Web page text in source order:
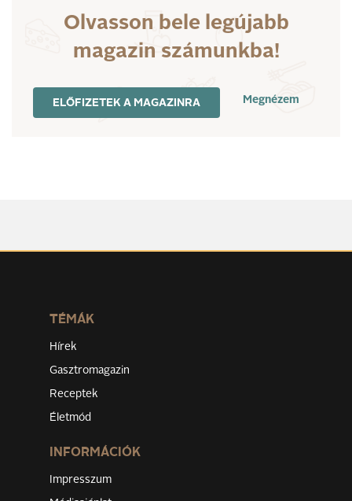
Olvasson bele legújabb
magazin számunkba!
ELŐFIZETEK A MAGAZINRA Megnézem
TÉMÁK
Hírek
Gasztromagazin
Receptek
Életmód
INFORMÁCIÓK
Impresszum